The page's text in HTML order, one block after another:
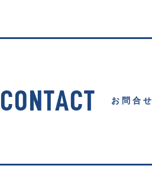
CONTACT お問合せ